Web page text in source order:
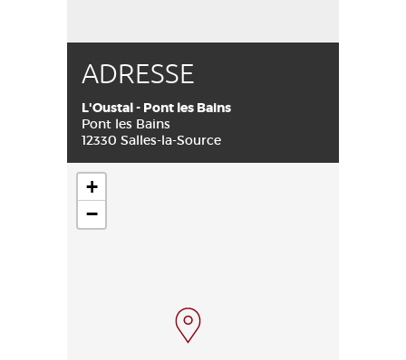
ADRESSE
L'Oustal - Pont les Bains
Pont les Bains
12330 Salles-la-Source
+
−